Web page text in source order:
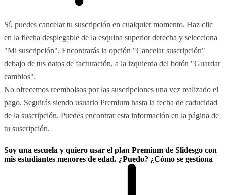
Sí, puedes cancelar tu suscripción en cualquier momento. Haz clic
en la flecha desplegable de la esquina superior derecha y selecciona
"Mi suscripción". Encontrarás la opción "Cancelar suscripción"
debajo de tus datos de facturación, a la izquierda del botón "Guardar
cambios".
No ofrecemos reembolsos por las suscripciones una vez realizado el
pago. Seguirás siendo usuario Premium hasta la fecha de caducidad
de la suscripción. Puedes encontrar esta información en la página de
tu suscripción.
Soy una escuela y quiero usar el plan Premium de Slidesgo con
mis estudiantes menores de edad. ¿Puedo? ¿Cómo se gestiona